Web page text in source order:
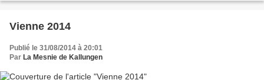
Vienne 2014
Publié le 31/08/2014 à 20:01
Par La Mesnie de Kallungen